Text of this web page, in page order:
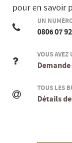
pour en savoir
UN
0806 07
VOUS AVEZ
TOUS LES
Détails